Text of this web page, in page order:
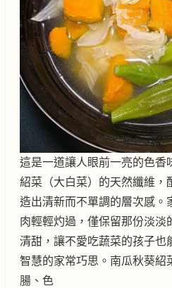
這是一道讓人眼前一亮的色香
紹菜（大白菜）的天然纖維，
造出清新而不單調的層次感。
肉輕輕灼過，僅保留那份淡淡
清甜，讓不愛吃蔬菜的孩子也
智慧的家常巧思。南瓜秋葵
腸、色